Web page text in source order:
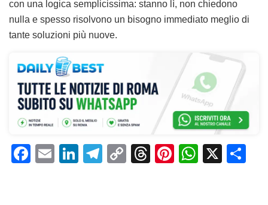
con una logica semplicissima: stanno lì, non chiedono
nulla e spesso risolvono un bisogno immediato meglio di
tante soluzioni più nuove.
F
E
Li T
C
T
Pi W X